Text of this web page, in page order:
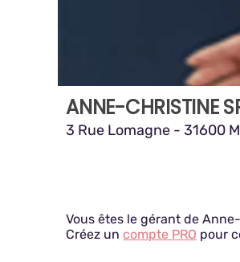
ANNE-CHRISTINE
3 Rue Lomagne - 31600
Vous êtes le gérant de
Créez un compte PRO pour